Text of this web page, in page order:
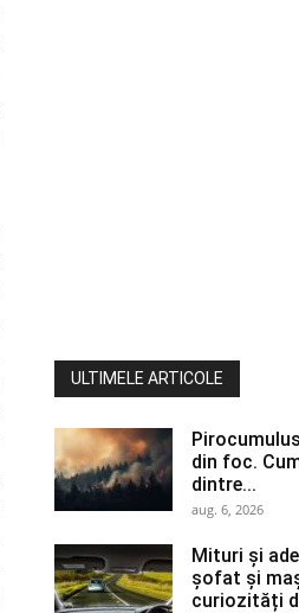
ULTIMELE ARTICOLE
din foc.
dintre...
aug. 6, 2026
Mituri și
șofat și
curiozități